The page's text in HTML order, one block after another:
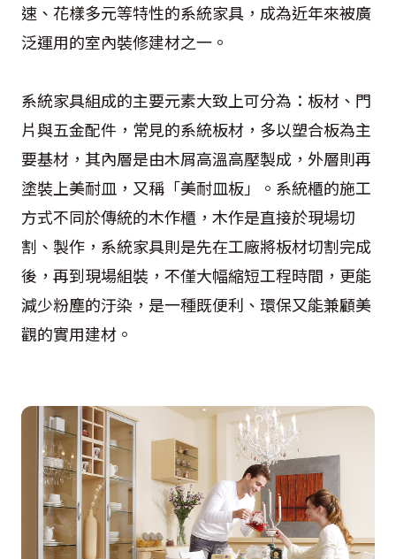
速、花樣多元等特性的系統家具，成為近年來被廣
泛運用的室內裝修建材之一。
系統家具組成的主要元素大致上可分為：板材、門
片與五金配件，常見的系統板材，多以塑合板為主
要基材，其內層是由木屑高溫高壓製成，外層則再
塗裝上美耐皿，又稱「美耐皿板」。系統櫃的施工
方式不同於傳統的木作櫃，木作是直接於現場切
割、製作，系統家具則是先在工廠將板材切割完成
後，再到現場組裝，不僅大幅縮短工程時間，更能
減少粉塵的汙染，是一種既便利、環保又能兼顧美
觀的實用建材。